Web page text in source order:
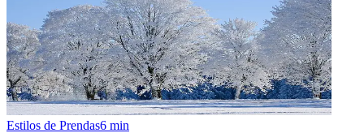
Estilos de Prendas6 min